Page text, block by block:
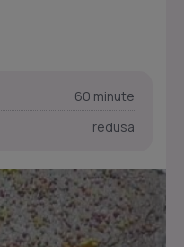
60 minute
redusa